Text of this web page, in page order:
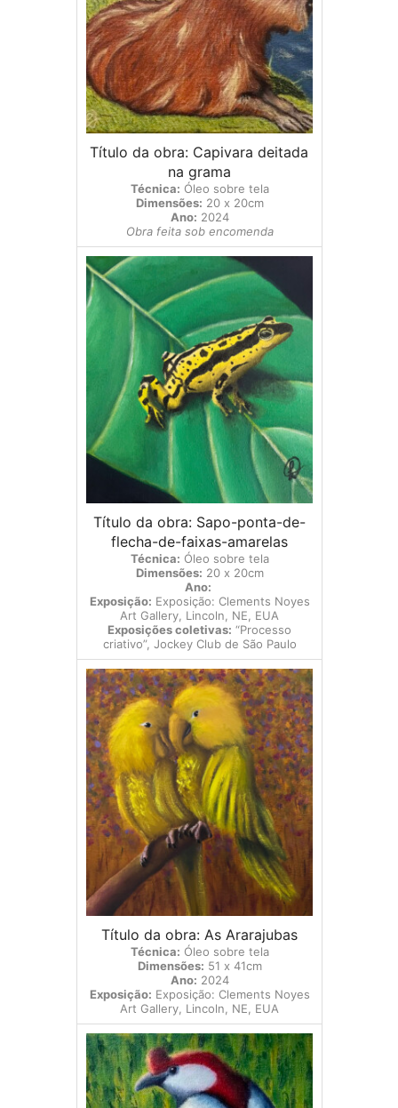
Título da obra: Capivara deitada
na grama
Técnica: Óleo sobre tela
Dimensões: 20 x 20cm
Ano: 2024
Obra feita sob encomenda
Título da obra: Sapo-ponta-de-
flecha-de-faixas-amarelas
Técnica: Óleo sobre tela
Dimensões: 20 x 20cm
Ano:
Exposição: Exposição: Clements Noyes
Art Gallery, Lincoln, NE, EUA
Exposições coletivas:
criativo”, Jockey Club de São Paulo
Título da obra: As Ararajubas
Técnica: Óleo sobre tela
Dimensões: 51 x 41cm
Ano: 2024
Exposição: Exposição: Clements Noyes
Art Gallery, Lincoln, NE, EUA